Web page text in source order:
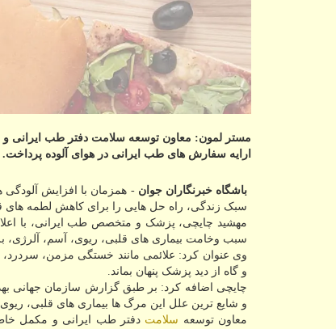
مستر لمون: معاون توسعه سلامت دفتر طب ایرانی و
ارایه سفارش های طب ایرانی در هوای آلوده پرداخت.
باشگاه خبرنگاران جوان- همزمان با افزایش آلودگی
سبک زندگی، راه حل هایی را برای کاهش لطمه های
مهشید چایچی، پزشک و متخصص طب ایرانی، با
سبب وخامت بیماری های قلبی، ریوی، آسم،
وی عنوان کرد: علائمی مانند خستگی مزمن، سردرد،
و گاه از دید پزشک پنهان بماند.
چایچی اضافه کرد: بر طبق گزارش سازمان جهانی
و شایع ترین علل این مرگ ها بیماری های قلبی،
معاون توسعه سلامت دفتر طب ایرانی و مکمل